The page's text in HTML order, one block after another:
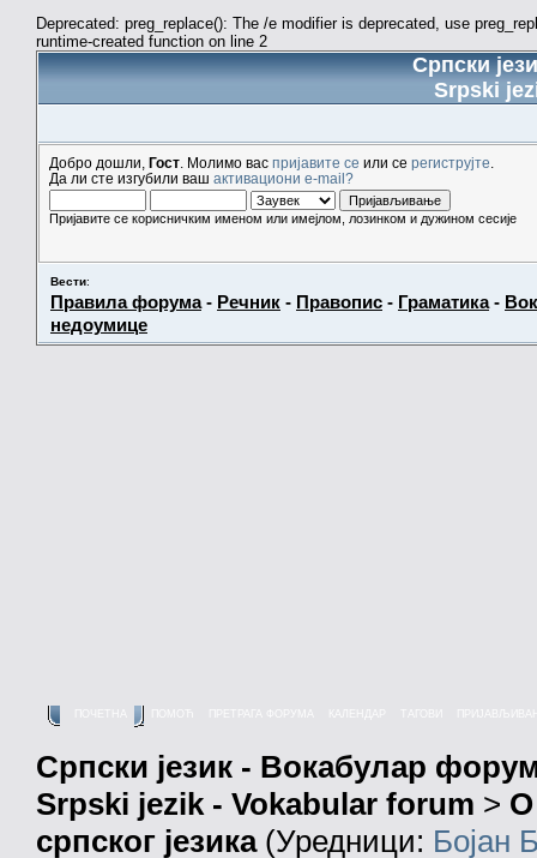
Deprecated: preg_replace(): The /e modifier is deprecated, use
runtime-created function on line 2
Српски
Srpski
Добро дошли, Гост . Молимо вас пријавите се или се региструјте
Да ли сте изгубили ваш активациони e-mail?
Пријавите се корисничким именом или имејлом, лозинком и дужином сесије
Вести:
Правила форума- Речник - Правопис - Граматика-
недоумице
КАЛЕНДАР
Српски језик - Вокабулар
Srpski jezik - Vokabular forum > О
српског језика(Уредници: Бојан